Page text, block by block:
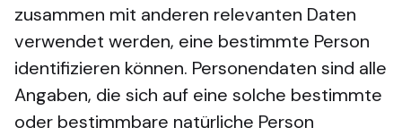
zusammen mit anderen relevanten Daten
verwendet werden, eine bestimmte Person
identifizieren können. Personendaten sind alle
Angaben, die sich auf eine solche bestimmte
oder bestimmbare natürliche Person